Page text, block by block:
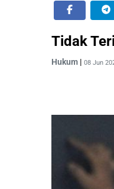
Tidak
Hukum | 08 Jun